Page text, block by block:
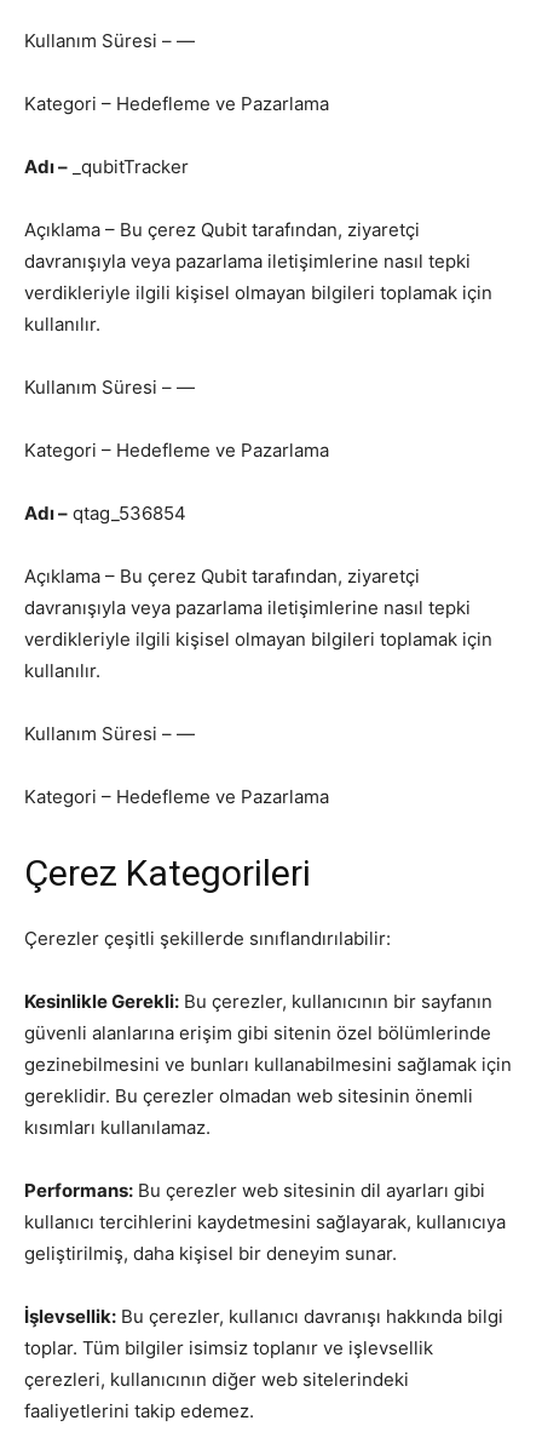
Kullanım Süresi – —
Kategori – Hedefleme ve Pazarlama
Adı – _qubitTracker
Açıklama – Bu çerez Qubit tarafından, ziyaretçi
davranışıyla veya pazarlama iletişimlerine nasıl tepki
verdikleriyle ilgili kişisel olmayan bilgileri toplamak için
kullanılır.
Kullanım Süresi – —
Kategori – Hedefleme ve Pazarlama
Adı – qtag_536854
Açıklama – Bu çerez Qubit tarafından, ziyaretçi
davranışıyla veya pazarlama iletişimlerine nasıl tepki
verdikleriyle ilgili kişisel olmayan bilgileri toplamak için
kullanılır.
Kullanım Süresi – —
Kategori – Hedefleme ve Pazarlama
Çerez Kategorileri
Çerezler çeşitli şekillerde sınıflandırılabilir:
Kesinlikle Gerekli: Bu çerezler, kullanıcının bir sayfanın
güvenli alanlarına erişim gibi sitenin özel bölümlerinde
gezinebilmesini ve bunları kullanabilmesini sağlamak için
gereklidir. Bu çerezler olmadan web sitesinin önemli
kısımları kullanılamaz.
Performans: Bu çerezler web sitesinin dil ayarları gibi
kullanıcı tercihlerini kaydetmesini sağlayarak, kullanıcıya
geliştirilmiş, daha kişisel bir deneyim sunar.
İşlevsellik: Bu çerezler, kullanıcı davranışı hakkında bilgi
toplar. Tüm bilgiler isimsiz toplanır ve işlevsellik
çerezleri, kullanıcının diğer web sitelerindeki
faaliyetlerini takip edemez.